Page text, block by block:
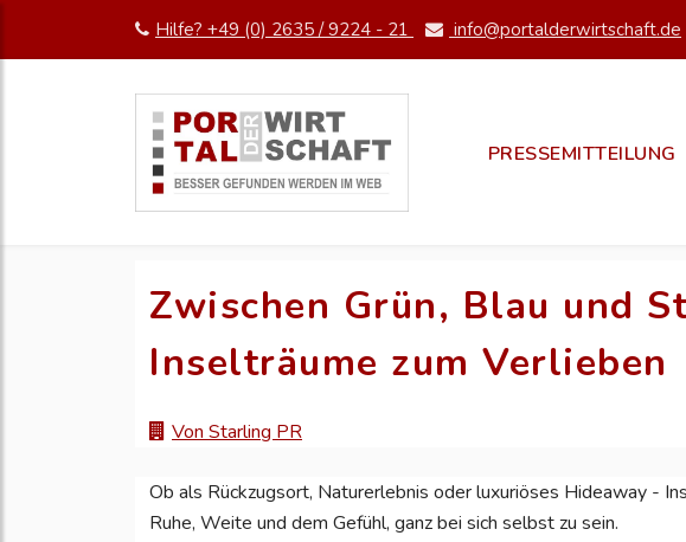
Hilfe? +49 (0) 2635 / 9224 - 21 info@portalderwirtschaft.de
PRESSEMITTEILUNG
Zwischen Grün, Blau und
Inselträume zum Verlieben
Von Starling PR
Ob als Rückzugsort, Naturerlebnis oder luxuriöses Hideaway -
Ruhe, Weite und dem Gefühl, ganz bei sich selbst zu sein.